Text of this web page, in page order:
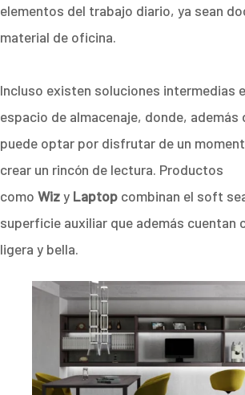
elementos del trabajo diario, ya sean
material de oficina.
Incluso existen soluciones intermedias
espacio de almacenaje, donde, además
puede optar por disfrutar de un
crear un rincón de lectura. Productos
como Wizy Laptop combinan el soft
superficie auxiliar que además cuentan
ligera y bella.